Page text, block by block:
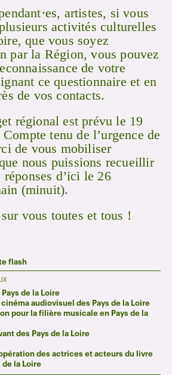
artistes, si vous
activités culturelles
que vous soyez
par la Région, vous pouvez
de votre
ce questionnaire et en
de vos contacts.
régional est prévu le 19
tenu de l’urgence de
de vous mobiliser
nous puissions recueillir
d’ici le 26
(minuit).
vous toutes et tous !
flash
de la Loire
cinéma audiovisuel des Pays de la Loire
pour la filière musicale en Pays de la
des Pays de la Loire
des actrices et acteurs du livre
de la Loire